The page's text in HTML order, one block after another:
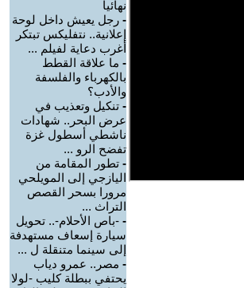
نهائيا
- رجل يعيش داخل لوحة
إعلانية.. نتفليكس تبتكر
أغرب دعاية لفيلم ...
- ما علاقة القطط
بالكهرباء والفلسفة
والأدب؟
- تنكيل وتعذيب في
عرض البحر.. شهادات
ناشطي أسطول غزة
تفضح الرو ...
- تطور المقامة من
اليازجي إلى المويلحي
مرورا بسحر القصص
التراث ...
- -باص الأحلام-.. تحويل
سيارة إسعاف مستهدفة
إلى سينما متنقلة ل ...
- مصر.. عمرو دياب
يحتفي ببطلة كليب -لولا